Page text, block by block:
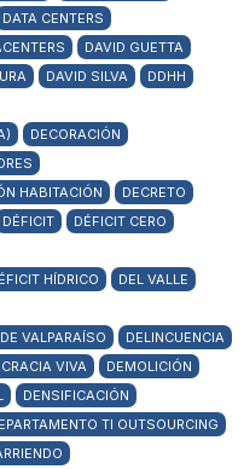
DATA CENTERS
DAVID GUETTA
DAVID SILVA
DDHH
DECORACIÓN
HABITACIÓN
DECRETO
DÉFICIT
DÉFICIT CERO
HÍDRICO
DEL VALLE
VALPARAÍSO
DELINCUENCIA
VIVA
DEMOLICIÓN
DENSIFICACIÓN
TI OUTSOURCING